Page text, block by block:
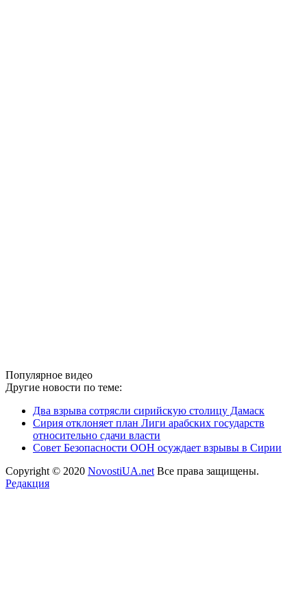
Популярное видео
Другие новости по теме:
Два взрыва сотрясли сирийскую столицу Дамаск
Сирия отклоняет план Лиги арабских государств
относительно сдачи власти
Совет Безопасности ООН осуждает взрывы в Сирии
Copyright © 2020 NovostiUA.net Все права защищены.
Редакция